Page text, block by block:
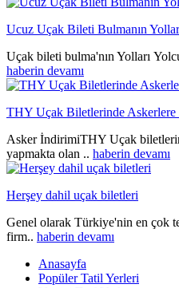
Ucuz Uçak Bileti Bulmanın
Uçak bileti bulma'nın Yolları
haberin devamı
THY Uçak Biletlerinde
Asker İndirimiTHY Uçak
yapmakta olan .. haberin devamı
Herşey dahil uçak biletleri
Genel olarak Türkiye'nin en çok
firm.. haberin devamı
Anasayfa
Popüler Tatil Yerleri